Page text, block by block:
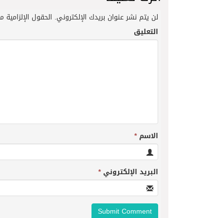
لن يتم نشر عنوان بريدك الإلكتروني. الحقول الإلزامية
التعليق
الاسم*
البريد الإلكتروني*